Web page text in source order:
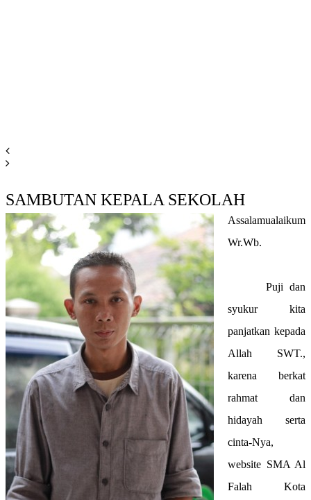
SAMBUTAN KEPALA SEKOLAH
Assalamualaikum
Wr.Wb.
Puji dan
syukur kita
panjatkan kepada
Allah SWT.,
karena berkat
rahmat dan
hidayah serta
cinta-Nya,
website SMA Al
Falah Kota